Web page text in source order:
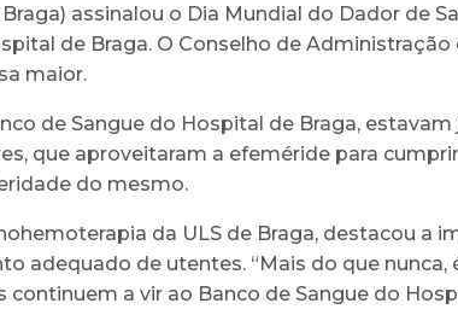
assinalou o Dia Mundial do Dador de
de Braga. O Conselho de
maior.
de Sangue do Hospital de Braga,
que aproveitaram a efeméride para
do mesmo.
da ULS de Braga, destacou a
adequado de utentes. “Mais do que
a vir ao Banco de Sangue do